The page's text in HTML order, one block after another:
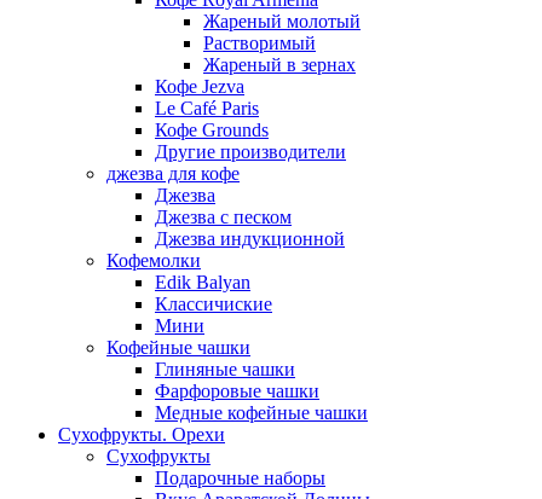
Жареный молотый
Растворимый
Жареный в зернах
Кофе Jezva
Le Café Paris
Кофе Grounds
Другие производители
джезва для кофе
Джезва
Джезва с песком
Джезва индукционной
Кофемолки
Edik Balyan
Классичиские
Мини
Кофейные чашки
Глиняные чашки
Фарфоровые чашки
Медные кофейные чашки
Сухофрукты. Орехи
Сухофрукты
Подарочные наборы